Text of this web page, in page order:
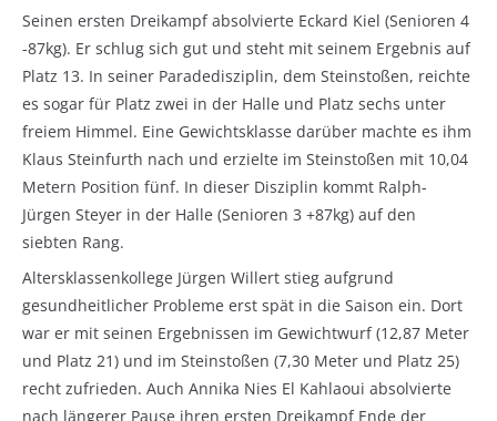
Seinen ersten Dreikampf absolvierte Eckard Kiel (Senioren 4
-87kg). Er schlug sich gut und steht mit seinem Ergebnis auf
Platz 13. In seiner Paradedisziplin, dem Steinstoßen, reichte
es sogar für Platz zwei in der Halle und Platz sechs unter
freiem Himmel. Eine Gewichtsklasse darüber machte es ihm
Klaus Steinfurth nach und erzielte im Steinstoßen mit 10,04
Metern Position fünf. In dieser Disziplin kommt Ralph-
Jürgen Steyer in der Halle (Senioren 3 +87kg) auf den
siebten Rang.
Altersklassenkollege Jürgen Willert stieg aufgrund
gesundheitlicher Probleme erst spät in die Saison ein. Dort
war er mit seinen Ergebnissen im Gewichtwurf (12,87 Meter
und Platz 21) und im Steinstoßen (7,30 Meter und Platz 25)
recht zufrieden. Auch Annika Nies El Kahlaoui absolvierte
nach längerer Pause ihren ersten Dreikampf Ende der